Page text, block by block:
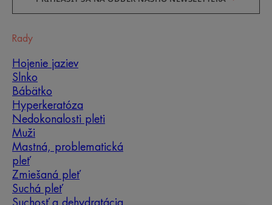
Rady
Hojenie jaziev
Slnko
Bábätko
Hyperkeratóza
Nedokonalosti pleti
Muži
Mastná, problematická
pleť
Zmiešaná pleť
Suchá pleť
Suchosť a dehydratácia